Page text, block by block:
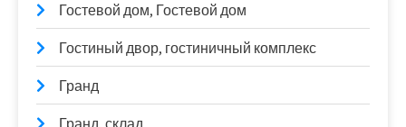
Гостевой дом, Гостевой дом
Гостиный двор, гостиничный комплекс
Гранд